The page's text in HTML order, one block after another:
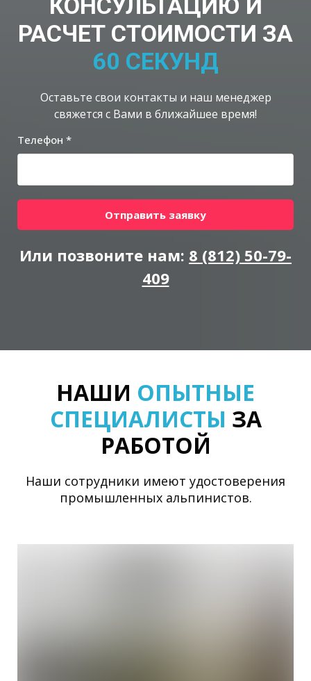
КОНСУЛЬТАЦИЮ И
РАСЧЕТ СТОИМОСТИ ЗА
60 СЕКУНД
Оставьте свои контакты и наш менеджер
свяжется с Вами в ближайшее время!
Телефон *
Отправить заявку
Или позвоните нам: 8 (812) 50-79-
409
НАШИ ОПЫТНЫЕ
СПЕЦИАЛИСТЫ ЗА
РАБОТОЙ
Наши сотрудники имеют удостоверения
промышленных альпинистов.